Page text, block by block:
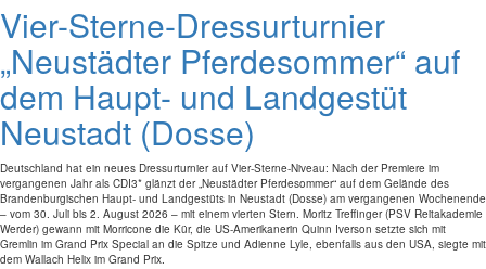
Vier-Sterne-Dressurturnier
„Neustädter Pferdesommer“ auf
dem Haupt- und Landgestüt
Neustadt (Dosse)
Deutschland hat ein neues Dressurturnier auf Vier-Sterne-Niveau: Nach der Premiere im
vergangenen Jahr als CDI3* glänzt der „Neustädter Pferdesommer“ auf dem Gelände des
Brandenburgischen Haupt- und Landgestüts in Neustadt (Dosse) am vergangenen Wochenende
– vom 30. Juli bis 2. August 2026 – mit einem vierten Stern. Moritz Treffinger (PSV Reitakademie
Werder) gewann mit Morricone die Kür, die US-Amerikanerin Quinn Iverson setzte sich mit
Gremlin im Grand Prix Special an die Spitze und Adienne Lyle, ebenfalls aus den USA, siegte mit
dem Wallach Helix im Grand Prix.